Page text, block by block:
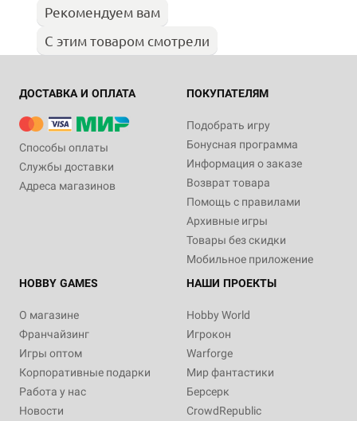
Рекомендуем вам
С этим товаром смотрели
ДОСТАВКА И ОПЛАТА
Способы оплаты
Службы доставки
Адреса магазинов
ПОКУПАТЕЛЯМ
Подобрать игру
Бонусная программа
Информация о заказе
Возврат товара
Помощь с правилами
Архивные игры
Товары без скидки
Мобильное приложение
HOBBY GAMES
О магазине
Франчайзинг
Игры оптом
Корпоративные подарки
Работа у нас
Новости
НАШИ ПРОЕКТЫ
Hobby World
Игрокон
Warforge
Мир фантастики
Берсерк
CrowdRepublic